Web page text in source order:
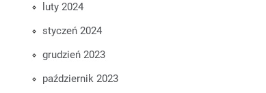
luty 2024
styczeń 2024
grudzień 2023
październik 2023